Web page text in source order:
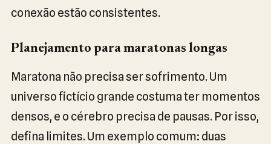
conexão estão consistentes.
Planejamento para maratonas longas
Maratona não precisa ser sofrimento. Um
universo fictício grande costuma ter momentos
densos, e o cérebro precisa de pausas. Por isso,
defina limites. Um exemplo comum: duas